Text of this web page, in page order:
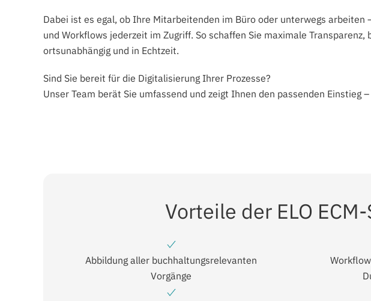
Dabei ist es egal, ob Ihre Mitarbeitenden im Büro oder unterwegs
und Workflows jederzeit im Zugriff. So schaffen Sie maximale
ortsunabhängig und in Echtzeit.
Sind Sie bereit für die Digitalisierung Ihrer Prozesse?
Unser Team berät Sie umfassend und zeigt Ihnen den passenden Einstieg
Vorteile der ELO
Abbildung aller buchhaltungsrelevanten
Vorgänge